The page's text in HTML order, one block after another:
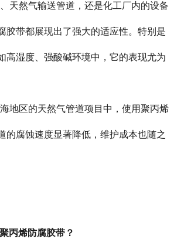
天然气输送管道，还是化工厂内的设备
胶带都展现出了强大的适应性。特别是
高湿度、强酸碱环境中，它的表现尤为
地区的天然气管道项目中，使用聚丙烯
的腐蚀速度显著降低，维护成本也随之
丙烯防腐胶带？